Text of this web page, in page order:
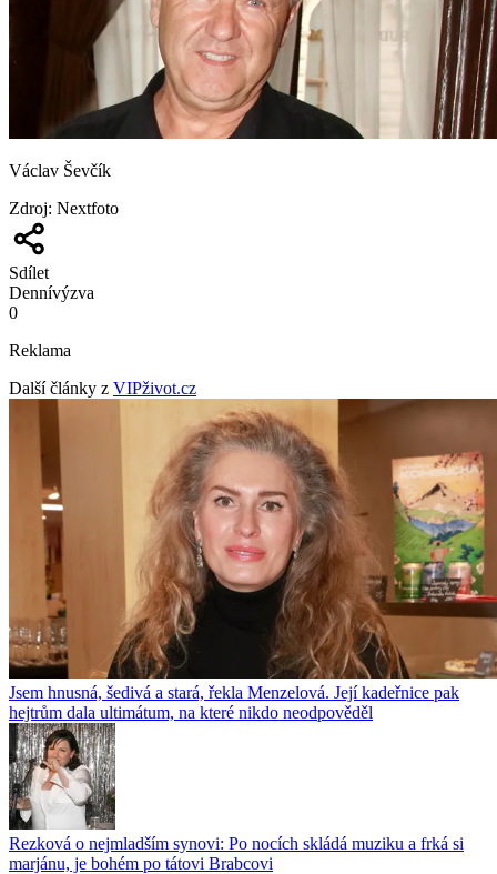
Václav Ševčík
Zdroj: Nextfoto
Sdílet
Dennívýzva
0
Reklama
Další články z VIPživot.cz
Jsem hnusná, šedivá a stará, řekla Menzelová. Její kadeřnice pak
hejtrům dala ultimátum, na které nikdo neodpověděl
Rezková o nejmladším synovi: Po nocích skládá muziku a frká si
marjánu, je bohém po tátovi Brabcovi